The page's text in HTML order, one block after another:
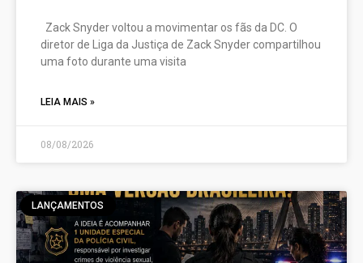
Zack Snyder voltou a movimentar os fãs da DC. O
diretor de Liga da Justiça de Zack Snyder compartilhou
uma foto durante uma visita
LEIA MAIS »
08/08/2026
LANÇAMENTOS